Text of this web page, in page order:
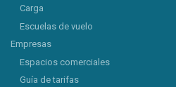
Carga
Escuelas de vuelo
Empresas
Espacios comerciales
Guía de tarifas